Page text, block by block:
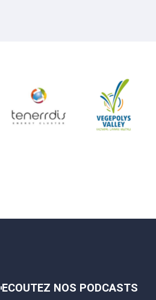
ECOUTEZ NOS PODCASTS